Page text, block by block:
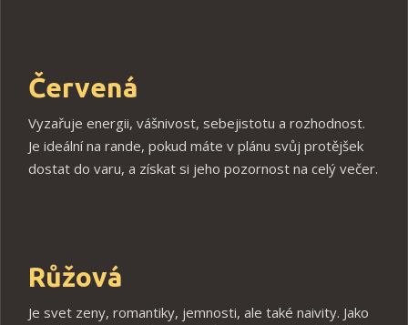
Červená
Vyzařuje energii, vášnivost, sebejistotu a rozhodnost.
Je ideální na rande, pokud máte v plánu svůj protějšek
dostat do varu, a získat si jeho pozornost na celý večer.
Růžová
Je svet zeny, romantiky, jemnosti, ale také naivity. Jako